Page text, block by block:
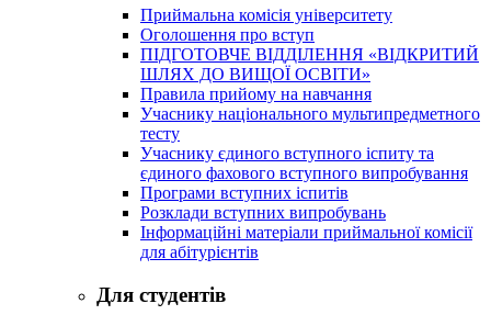
Приймальна комісія університету
Оголошення про вступ
ПІДГОТОВЧЕ ВІДДІЛЕННЯ «ВІДКРИТИЙ
ШЛЯХ ДО ВИЩОЇ ОСВІТИ»
Правила прийому на навчання
Учаснику національного мультипредметного
тесту
Учаснику єдиного вступного іспиту та
єдиного фахового вступного випробування
Програми вступних іспитів
Розклади вступних випробувань
Інформаційні матеріали приймальної комісії
для абітурієнтів
Для студентів